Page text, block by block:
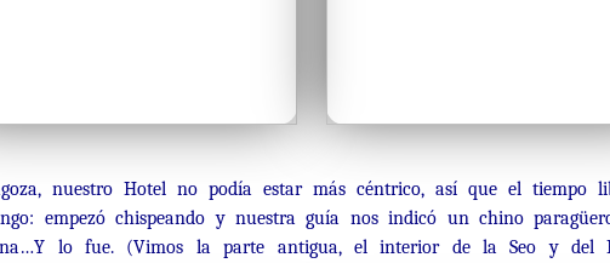
nuestro Hotel no podía estar más céntrico, así que el tiempo
empezó chispeando y nuestra guía nos indicó un chino
lo fue. (Vimos la parte antigua, el interior de la Seo y del